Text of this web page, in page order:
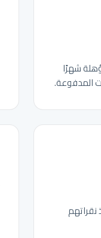
شهرًا
المدفوعة.